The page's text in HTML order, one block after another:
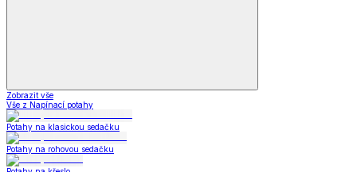
Zobrazit vše
Vše z Napínací potahy
Potahy na klasickou sedačku
Potahy na rohovou sedačku